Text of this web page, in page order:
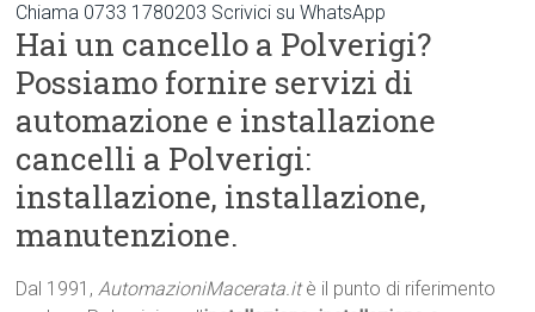
Chiama 0733 1780203 Scrivici su WhatsApp
Hai un cancello a Polverigi?
Possiamo fornire servizi di
automazione e installazione
cancelli a Polverigi:
installazione, installazione,
manutenzione.
Dal 1991,AutomazioniMacerata.itè il punto di riferimento